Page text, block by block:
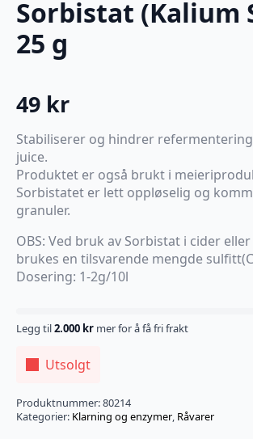
Sorbistat (Kalium
25 g
49 kr
Stabiliserer og hindrer refermentering
juice.
Produktet er også brukt i
Sorbistatet er lett oppløselig og
granuler.
OBS: Ved bruk av Sorbistat i cider
brukes en tilsvarende mengde
Dosering: 1-2g/10l
Legg til2.000 kr mer for å få fri frakt
Utsolgt
Produktnummer:80214
Kategorier: Klarning og enzymer, Råvarer